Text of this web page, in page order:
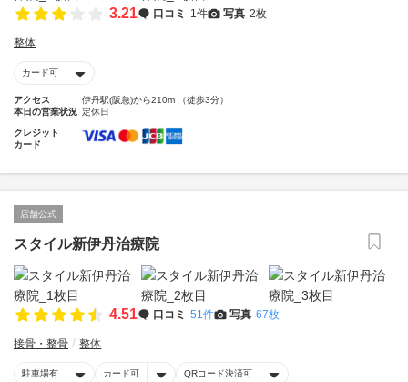
3.21 口コミ 1件 写真 2枚
整体
カード可
アクセス
伊丹駅(阪急)から210m （徒歩3分）
本日の営業状況 定休日
クレジット
カード
店舗公式
スタイル新伊丹治療院
4.51 口コミ 51件 写真 67枚
接骨・整骨 整体
駐車場有 カード可 QRコード決済可